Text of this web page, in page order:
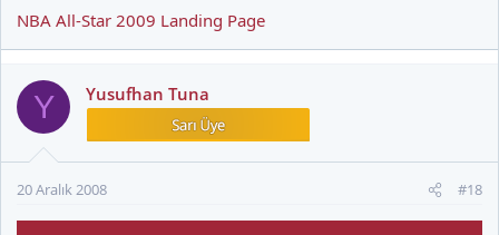
NBA All-Star 2009 Landing Page
Y Yusufhan Tuna
20 Aralık 2008 #18